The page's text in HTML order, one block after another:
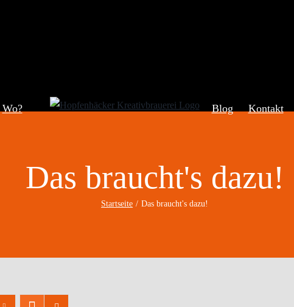
Wo? Blog Kontakt
Das braucht's dazu!
Startseite Das braucht's dazu!